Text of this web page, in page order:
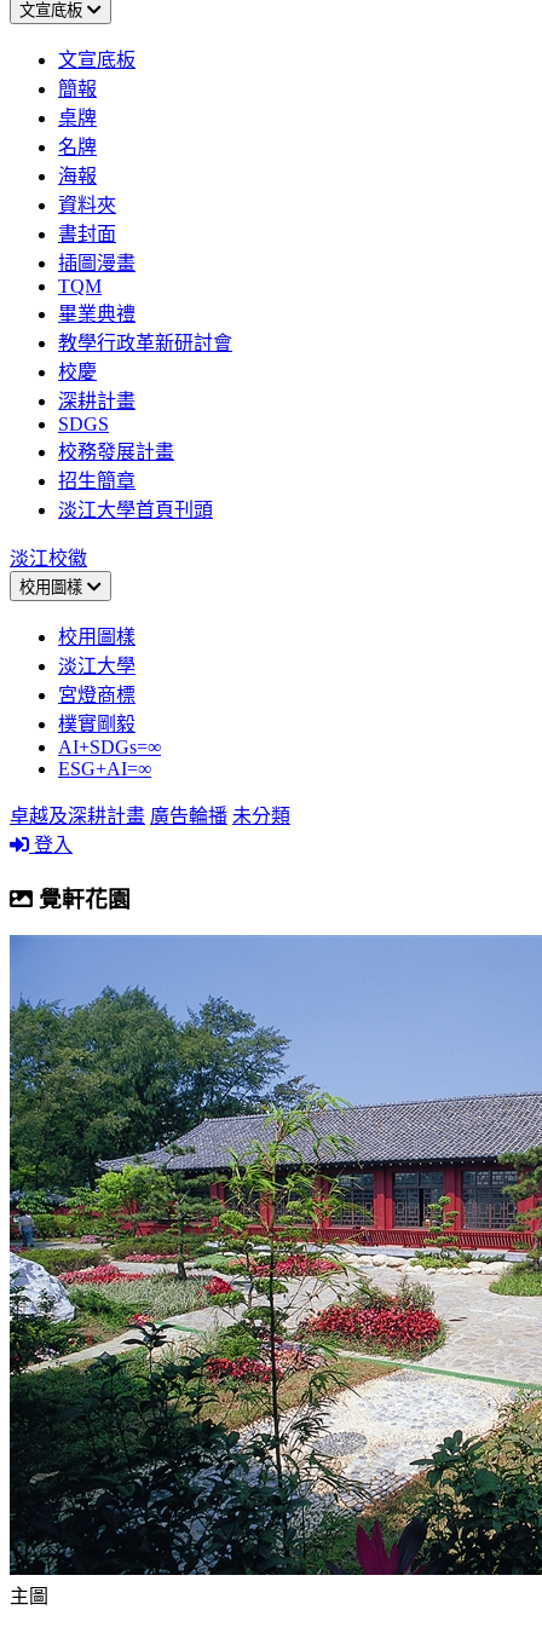
文宣底板
文宣底板
簡報
桌牌
名牌
海報
資料夾
書封面
插圖漫畫
TQM
畢業典禮
教學行政革新研討會
校慶
深耕計畫
SDGS
校務發展計畫
招生簡章
淡江大學首頁刊頭
淡江校徽
校用圖樣
校用圖樣
淡江大學
宮燈商標
樸實剛毅
AI+SDGs=∞
ESG+AI=∞
卓越及深耕計畫 廣告輪播 未分類
登入
覺軒花園
主圖